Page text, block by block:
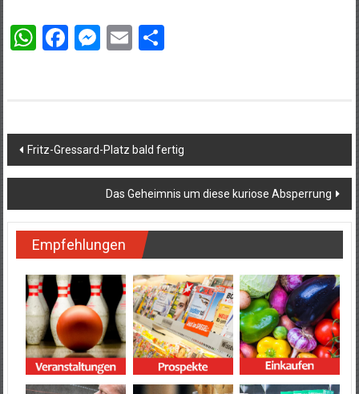
WhatsApp
Facebook
Messenger
EmailTeilen
Beitragsnavigation
Fritz-Gressard-Platz bald fertig
Das Geheimnis um diese kuriose Absperrung
Empfehlungen